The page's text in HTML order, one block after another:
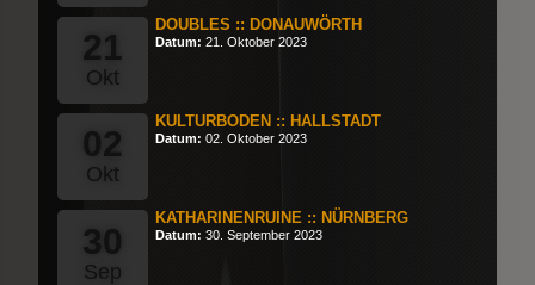
21
Okt
DOUBLES :: DONAUWÖRTH
Datum: 21. Oktober 2023
02
Okt
KULTURBODEN :: HALLSTADT
Datum: 02. Oktober 2023
30
Sep
KATHARINENRUINE :: NÜRNBERG
Datum: 30. September 2023